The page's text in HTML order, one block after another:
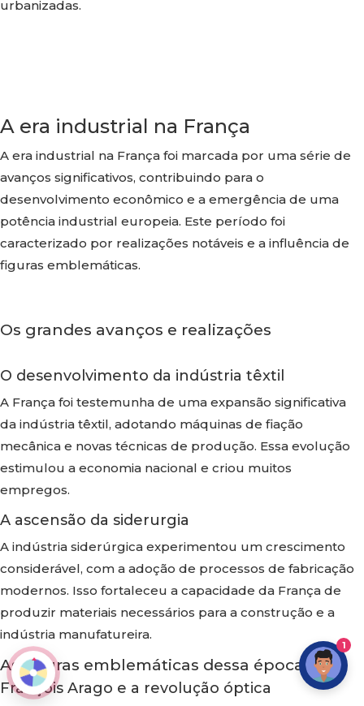
urbanizadas.
A era industrial na França
A era industrial na França foi marcada por uma série de
avanços significativos, contribuindo para o
desenvolvimento econômico e a emergência de uma
potência industrial europeia. Este período foi
caracterizado por realizações notáveis e a influência de
figuras emblemáticas.
Os grandes avanços e realizações
O desenvolvimento da indústria têxtil
A França foi testemunha de uma expansão significativa
da indústria têxtil, adotando máquinas de fiação
mecânica e novas técnicas de produção. Essa evolução
estimulou a economia nacional e criou muitos
empregos.
A ascensão da siderurgia
A indústria siderúrgica experimentou um crescimento
considerável, com a adoção de processos de fabricação
modernos. Isso fortaleceu a capacidade da França de
produzir materiais necessários para a construção e a
indústria manufatureira.
As figuras emblemáticas dessa época
François Arago e a revolução óptica
1